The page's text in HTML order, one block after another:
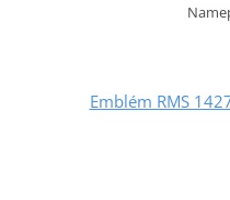
Emblém RMS